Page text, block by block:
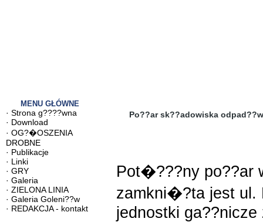
MENU GŁÓWNE
· Strona g????wna
· Download
· OG?�OSZENIA
DROBNE
· Publikacje
· Linki
· GRY
· Galeria
· ZIELONA LINIA
· Galeria Goleni??w
· REDAKCJA - kontakt
Po??ar sk??adowiska odpad??w
Pot�???ny po??ar
zamkni�?ta jest ul.
jednostki